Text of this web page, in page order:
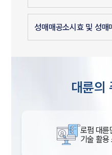
성매매공소시효 및 성매
대륜의
로펌 대륜
기술 활용